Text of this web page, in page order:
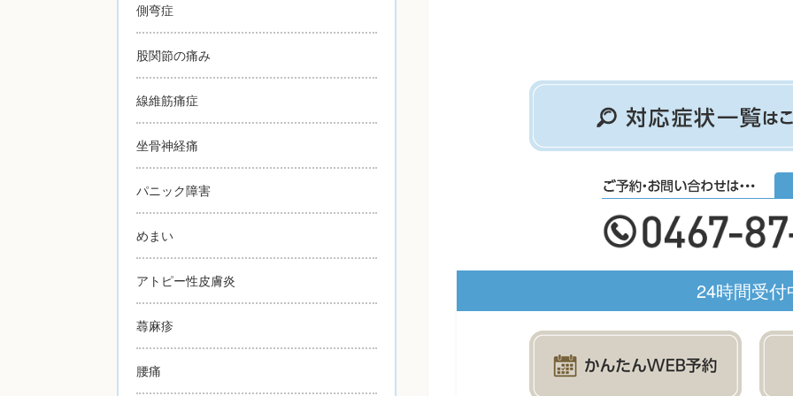
24時間受付
側弯症
股関節の痛み
線維筋痛症
坐骨神経痛
パニック障害
めまい
アトピー性皮膚炎
蕁麻疹
腰痛